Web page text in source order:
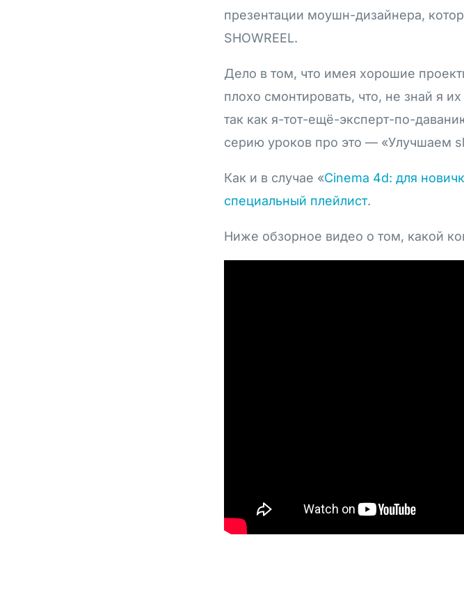
презентации моушн-дизайнера,
SHOWREEL.
Дело в том, что имея хорошие
плохо смонтировать, что, не знай я
так как я-тот-ещё-эксперт-по-
серию уроков про это — «Улучшаем
Как и в случае «Сinema 4d: для
специальный плейлист.
Ниже обзорное видео о том, какой